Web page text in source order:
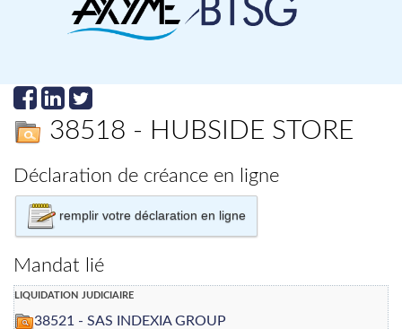
38518 - HUBSIDE STORE
Déclaration de créance en ligne
remplir votre déclaration en ligne
Mandat lié
liquidation judiciaire
38521 - SAS INDEXIA GROUP